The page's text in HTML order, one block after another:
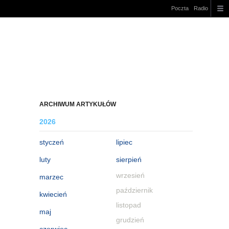
Poczta Radio
ARCHIWUM ARTYKUŁÓW
2026
styczeń
luty
marzec
kwiecień
maj
lipiec
sierpień
wrzesień
październik
listopad
grudzień